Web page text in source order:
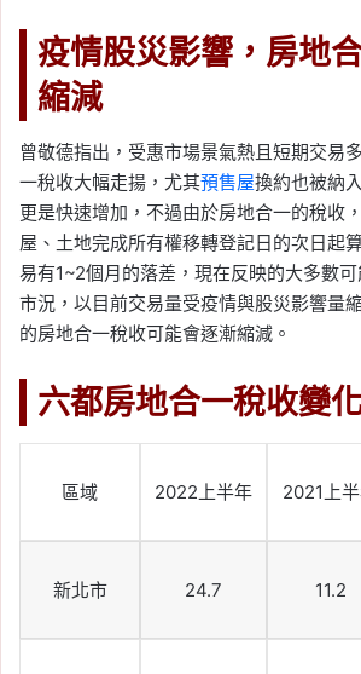
疫情股災影響，房地
縮減
曾敬德指出，受惠市場景氣熱且短期交易
一稅收大幅走揚，尤其預售屋換約也被納
更是快速增加，不過由於房地合一的稅收
屋、土地完成所有權移轉登記日的次日起
易有1~2個月的落差，現在反映的大多數
市況，以目前交易量受疫情與股災影響量
的房地合一稅收可能會逐漸縮減。
六都房地合一稅收變
區域 2022上半年 2021上
新北市 24.7 11.2